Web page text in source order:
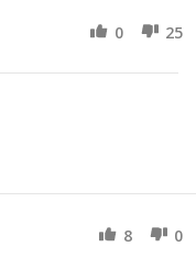
0 25
8 0